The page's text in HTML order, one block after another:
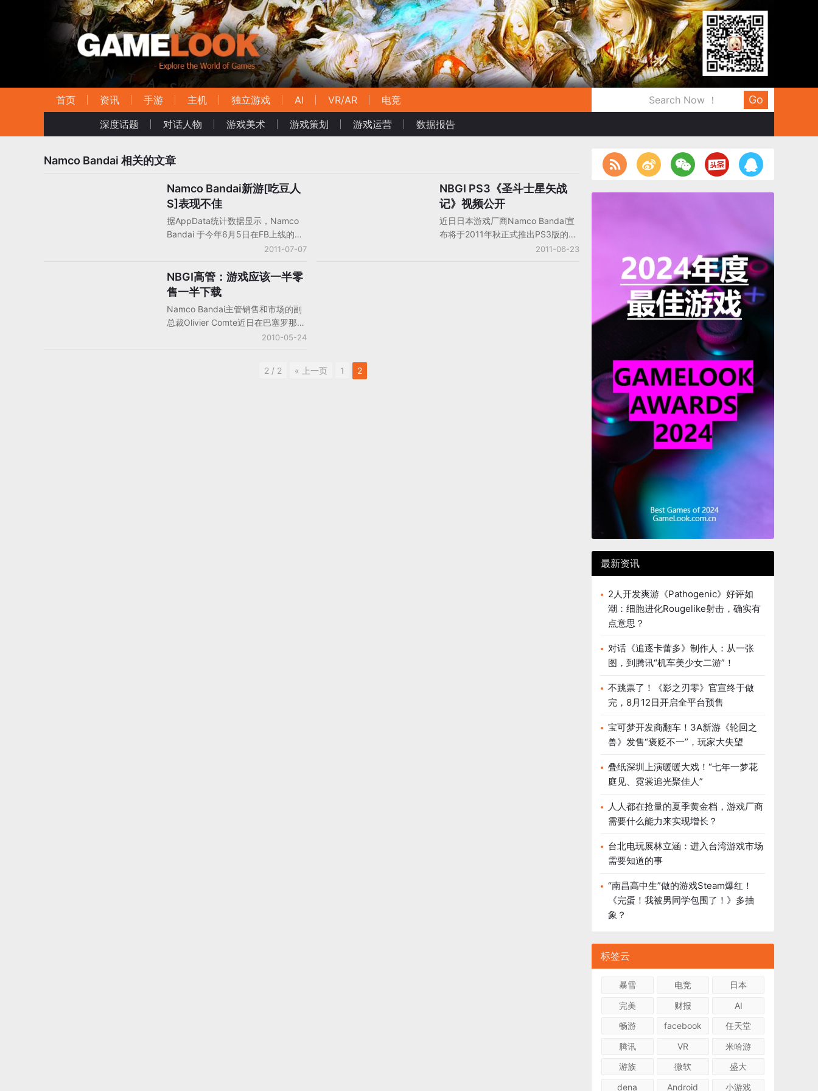
Go
首页 资讯 手游 主机 独立游戏 AI VR/AR
电竞
深度话题
对话人物 游戏美术 游戏策划 游戏运营 数据报告
Namco Bandai 相关的文章
Namco Bandai新游[吃豆人
S]表现不佳
据AppData统计数据显示，Namco
Bandai 于今年6月5日在FB上线的
《吃豆人 S》（Pac-Man S）MAU接
豆人》的一半。
2011-07-07
NBGI PS3《圣斗士星矢战
记》视频公开
近日日本游戏厂商Namco Bandai宣
布将于2011年秋正式推出PS3版的
《圣斗士星矢战记》，同时发布了改
2011-06-23
NBGI高管：游戏应该一半零
售一半下载
Namco Bandai主管销售和市场的副
总裁Olivier Comte近日在巴塞罗那接
受记者采访时表示，游戏发行商必须
必须共同努力，以改变当前的游戏定
2010-05-24
2 / 2 « 上一页 1 2
最新资讯
2人开发爽游《Pathogenic》好评如
潮：细胞进化Rougelike射击，确实有
点意思？
对话《追逐卡蕾多》制作人：从一张
图，到腾讯“机车美少女二游”！
不跳票了！《影之刃零》官宣终于做
完，8月12日开启全平台预售
宝可梦开发商翻车！3A新游《轮回之
兽》发售“褒贬不一”，玩家大失望
叠纸深圳上演暖暖大戏！“七年一梦花
庭见、霓裳追光聚佳人”
人人都在抢量的夏季黄金档，游戏厂商
需要什么能力来实现增长？
台北电玩展林立涵：进入台湾游戏市场
需要知道的事
“南昌高中生”做的游戏Steam爆红！
《完蛋！我被男同学包围了！》多抽
象？
标签云
暴雪 电竞
日本
完美
财报
AI
畅游
facebook
任天堂
腾讯
VR
米哈游
游族
微软
盛大
dena
Android 小游戏